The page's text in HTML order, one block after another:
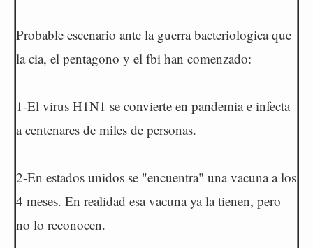
Probable escenario ante la guerra bacteriologica que
la cia, el pentagono y el fbi han comenzado:
1-El virus H1N1 se convierte en pandemia e infecta
a centenares de miles de personas.
2-En estados unidos se "encuentra" una vacuna a los
4 meses. En realidad esa vacuna ya la tienen, pero
no lo reconocen.